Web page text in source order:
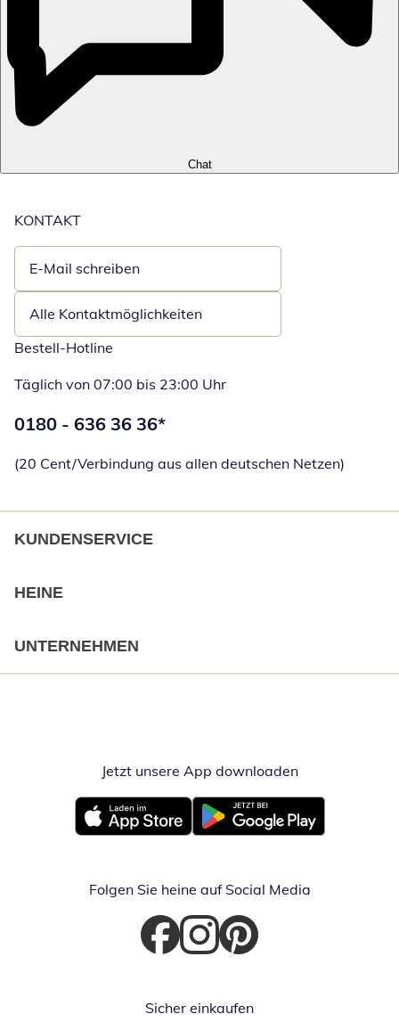
Chat
KONTAKT
E-Mail schreiben
Öffnet E-Mail-Client
Alle Kontaktmöglichkeiten
Bestell-Hotline
Täglich von 07:00 bis 23:00 Uhr
Telefonnummer:
0180 - 636 36 36*
(20 Cent/Verbindung aus allen deutschen Netzen)
KUNDENSERVICE
HEINE
UNTERNEHMEN
Jetzt unsere App downloadenÖffnet in
Öffnet in neuem FensterÖffnet in neuem Fenster
Folgen Sie heine auf Social Media
Öffnet in neuem Fenster
Öffnet in neuem Fenster
Öffnet in neuem Fenster
Sicher einkaufen